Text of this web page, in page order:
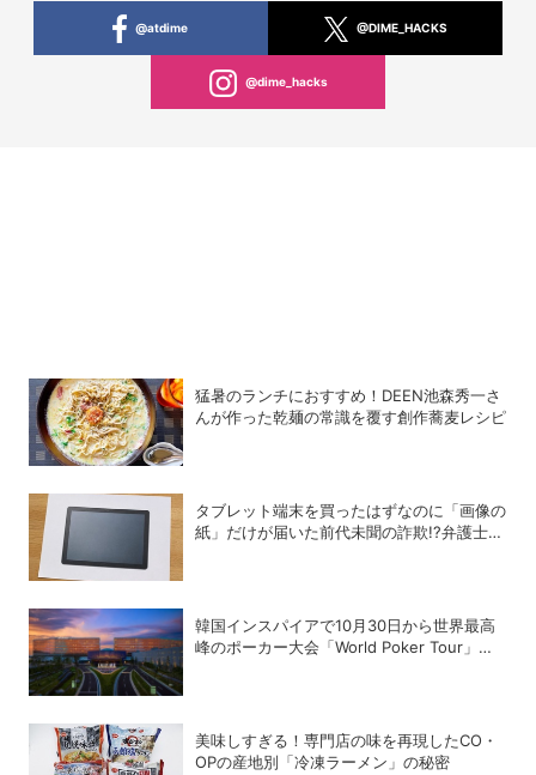
@atdime @DIME_HACKS
@dime_hacks
猛暑のランチにおすすめ！DEEN池森秀一さ
んが作った乾麺の常識を覆す創作蕎麦レシピ
タブレット端末を買ったはずなのに「画像の
紙」だけが届いた前代未聞の詐欺!?弁護士が
韓国インスパイアで10月30日から世界最高
峰のポーカー大会「World Poker Tour」を
美味しすぎる！専門店の味を再現したCO・
OPの産地別「冷凍ラーメン」の秘密